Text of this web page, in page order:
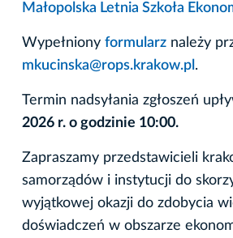
Małopolska Letnia Szkoła
Wypełniony formularz należy
mkucinska@rops.krakow.pl .
Termin nadsyłania zgłoszeń
2026 r. o godzinie 10:00.
Zapraszamy przedstawicieli
samorządów i instytucji do
wyjątkowej okazji do zdobycia
doświadczeń w obszarze